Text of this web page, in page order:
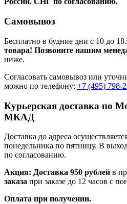
Самовывоз
Бесплатно в будние дни с 10 до
товара! Позвоните нашим
ниже.
Согласовать самовывоз или
можно по телефону: +7 (495) 798-
Курьерская доставка по
МКАД
Доставка до адреса
понедельника по пятницу. В
по согласованию.
Акция: Доставка 950 рублей в
заказа при заказе до 12 часов с
Оплата при получении.